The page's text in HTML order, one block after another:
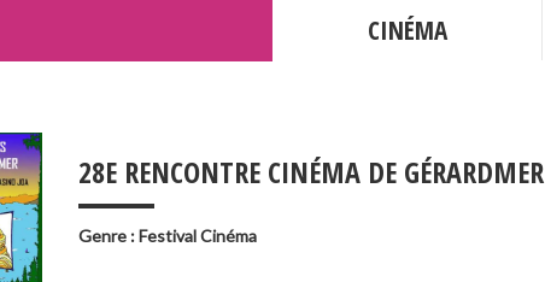
CINÉMA
28E RENCONTRE CINÉMA DE GÉRARDMER
___
Genre : Festival Cinéma